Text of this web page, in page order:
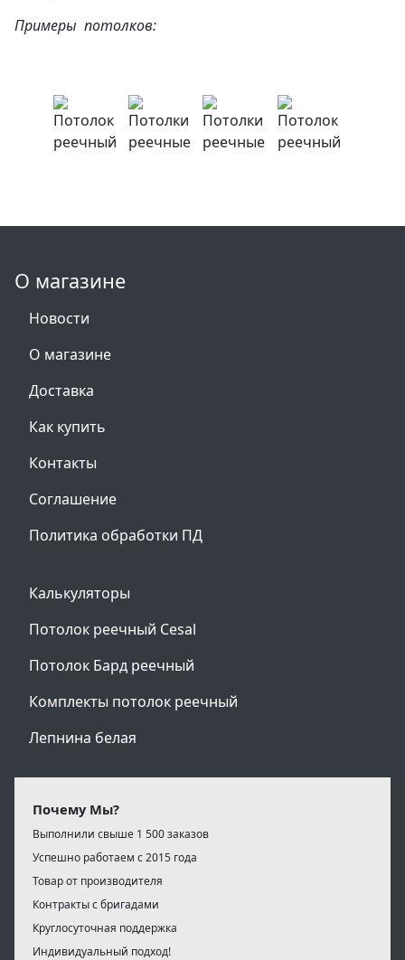
Примеры потолков:
О магазине
Новости
О магазине
Доставка
Как купить
Контакты
Соглашение
Политика обработки ПД
Калькуляторы
Потолок реечный Cesal
Потолок Бард реечный
Комплекты потолок реечный
Лепнина белая
Почему Мы?
Выполнили свыше 1 500 заказов
Успешно работаем с 2015 года
Товар от производителя
Контракты с бригадами
Круглосуточная поддержка
Индивидуальный подход!